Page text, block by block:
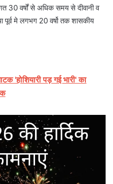
30 वर्षों से अधिक समय से दीवानी व
पूर्व मे लगभग 20 वर्षो तक शासकीय
'होशियारी पड़ गई भारी' का